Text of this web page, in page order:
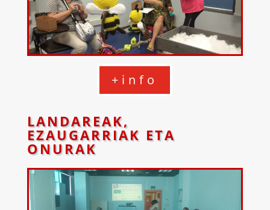
+info
LANDAREAK,
EZAUGARRIAK ETA
ONURAK